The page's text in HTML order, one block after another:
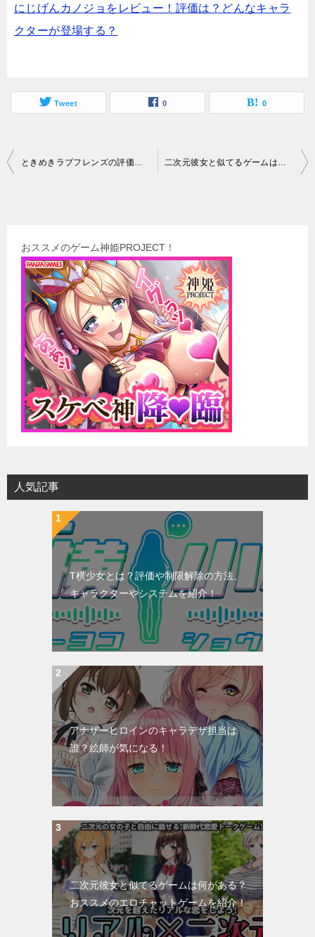
にじげんカノジョをレビュー！評価は？どんなキャラ
クターが登場する？
Tweet 0 0
投
おススメのゲーム神姫PROJECT！
人気記事
T横少女とは？評価や制限解除の方法、
キャラクターやシステムを紹介！
アナザーヒロインのキャラデザ担当は
誰？絵師が気になる！
二次元彼女と似てるゲームは何がある？
おススメのエロチャットゲームを紹介！